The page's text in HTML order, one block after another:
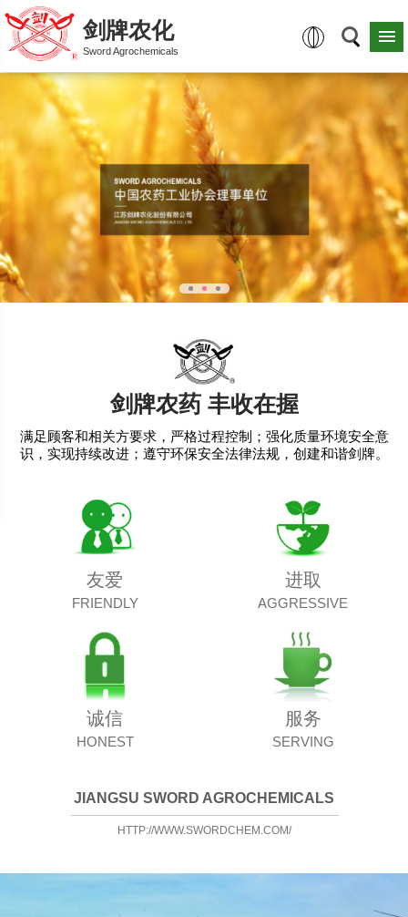
剑牌农化
Sword Agrochemicals
剑牌农药 丰收在握
满足顾客和相关方要求，严格过程控制；强化质量环境安全意
识，实现持续改进；遵守环保安全法律法规，创建和谐剑牌。
友爱
FRIENDLY
进取
AGGRESSIVE
诚信
HONEST
服务
SERVING
JIANGSU SWORD AGROCHEMICALS
HTTP://WWW.SWORDCHEM.COM/